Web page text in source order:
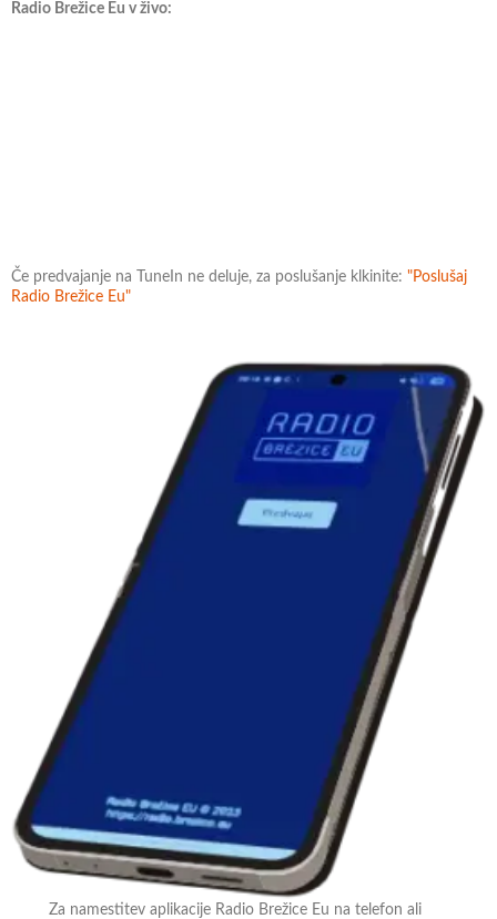
Radio Brežice Eu v živo:
Če predvajanje na TuneIn ne deluje, za poslušanje klkinite: "Poslušaj
Radio Brežice Eu"
Za namestitev aplikacije Radio Brežice Eu na telefon ali